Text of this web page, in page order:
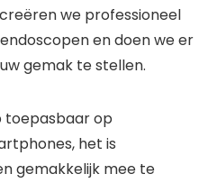
we professioneel
en doen we er
gemak te stellen.
toepasbaar op
het is
gemakkelijk mee te